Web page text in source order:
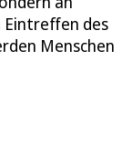
Eintreffen des
Menschen